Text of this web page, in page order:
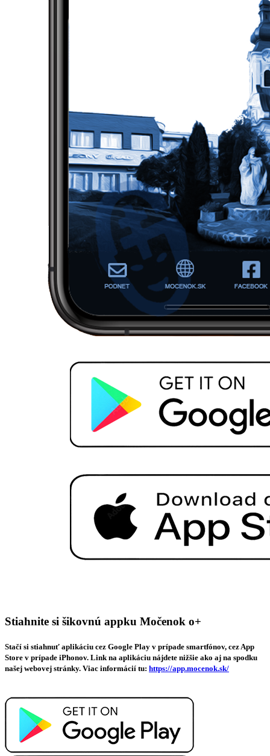
Stiahnite si šikovnú appku Močenok o+
Stačí si stiahnuť aplikáciu cez Google Play v prípade smartfónov, cez App
Store v prípade iPhonov. Link na aplikáciu nájdete nižšie ako aj na spodku
našej webovej stránky. Viac informácií tu: https://app.mocenok.sk/